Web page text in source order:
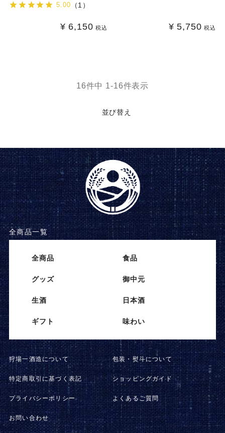
5.00 （1）
¥ 6,150 税込 ¥ 5,750 税込
並び替え
16件中 1-16件表示
全商品一覧
全商品 ⾷品
グッズ 御中元
⽣酒 ⽇本酒
ギフト 味わい
狩場一酒造について 包装・熨斗について
特定商取引に基づく表記 ショッピングガイド
プライバシーポリシー よくあるご質問
お問い合わせ